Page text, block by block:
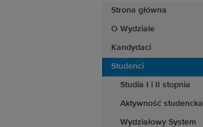
Strona główna
O Wydziale
Kandydaci
Studenci
Studia I i II stopnia
Aktywność studencka
Wydziałowy System